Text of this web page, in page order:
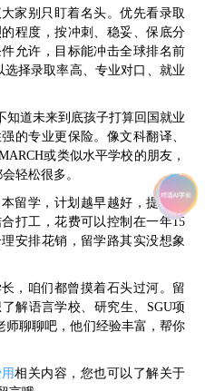
家别只盯着名头。优先看录取
程度，按冲刺、稳妥、保底分
允许，目标能冲击全球排名前
择录取率高、专业对口、就业
知道未来到底孩子打算回国就业
的专业更保险。像文科翻译、
或类似水平学校的朋友，
轻松很多。
留学，计划越早越好，提前查
打工，花费可以控制在一年15
安排花销，留学路其实没想象
，咱们都曾摸着石头过河。留
解语言学校、研究生、SGU项
师聊聊吧，他们经验丰富，帮你
用相关内容，您也可以了解关于